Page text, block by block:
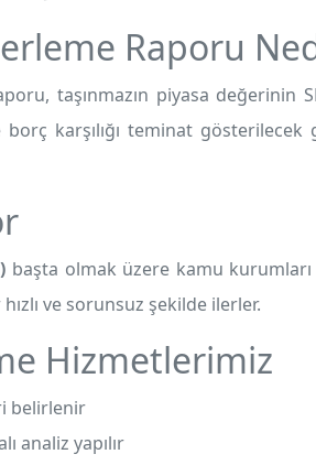
Raporu
taşınmazın piyasa değerinin
karşılığı teminat
başta olmak üzere kamu
ve sorunsuz şekilde ilerler.
Hizmetlerimiz
belirlenir
analiz yapılır